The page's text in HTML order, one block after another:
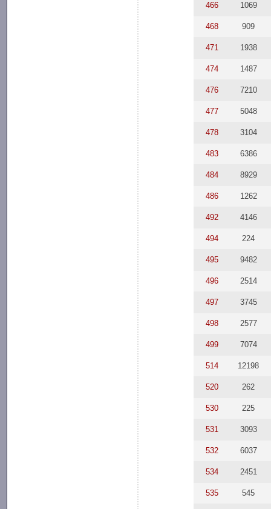
466 1069
468 909
471 1938
474 1487
476 7210
477 5048
478 3104
483 6386
484 8929
486 1262
492 4146
494 224
495 9482
496 2514
497 3745
498 2577
499 7074
514 12198
520 262
530 225
531 3093
532 6037
534 2451
535 545